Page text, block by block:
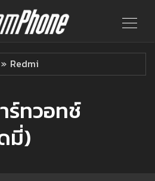
Redmi
ร์ทวอทช์
มี่)